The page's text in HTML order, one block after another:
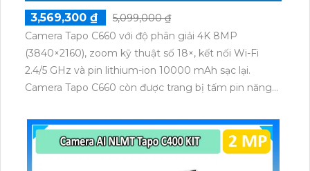
3,569,300 ₫
5,099,000 ₫
Camera Tapo C660 với độ phân giải 4K 8MP
(3840×2160), zoom kỹ thuật số 18×, kết nối Wi-Fi
2.4/5 GHz và pin lithium-ion 10000 mAh sạc lại.
Camera Tapo C660 còn được trang bị tấm pin năng
thú cưng, phương tiện, lưu trữ thẻ microSD tối đa 512
GB.